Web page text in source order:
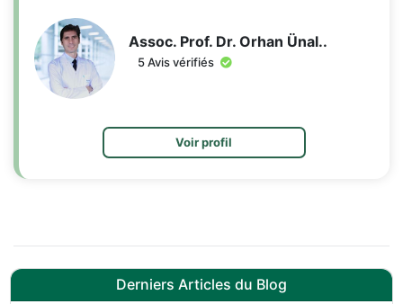
Assoc. Prof. Dr. Orhan Ünal..
5 Avis vérifiés
Voir profil
Derniers Articles du Blog